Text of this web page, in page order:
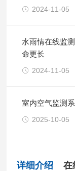
2024-11-05
水雨情在线监
命更长
2024-11-05
室内空气监测
2025-10-05
详细介绍 在